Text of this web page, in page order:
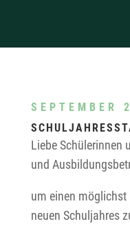
SEPTEMBER
Liebe Schülerinnen
und
um einen möglichst
neuen Schuljahres